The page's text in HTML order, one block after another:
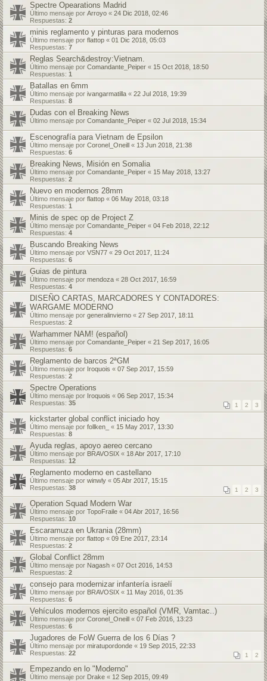
Spectre Opearations Madrid
Último mensaje por Arroyo « 24 Dic 2018, 02:46
Respuestas: 2
minis reglamento y pinturas para modernos
Último mensaje por flattop « 01 Dic 2018, 05:03
Respuestas: 7
Reglas Search&destroy:Vietnam.
Último mensaje por Comandante_Peiper « 15 Oct 2018, 18:50
Respuestas: 1
Batallas en 6mm
Último mensaje por ivangarmatilla « 22 Jul 2018, 19:39
Respuestas: 8
Dudas con el Breaking News
Último mensaje por Comandante_Peiper « 02 Jul 2018, 15:34
Escenografía para Vietnam de Epsilon
Último mensaje por Coronel_Oneill « 13 Jun 2018, 21:38
Respuestas: 6
Breaking News, Misión en Somalia
Último mensaje por Comandante_Peiper « 15 May 2018, 13:27
Respuestas: 2
Nuevo en modernos 28mm
Último mensaje por flattop « 06 May 2018, 03:18
Respuestas: 1
Minis de spec op de Project Z
Último mensaje por Comandante_Peiper « 04 Feb 2018, 22:12
Respuestas: 4
Buscando Breaking News
Último mensaje por VSN77 « 29 Oct 2017, 11:24
Respuestas: 6
Guias de pintura
Último mensaje por mendoza « 28 Oct 2017, 16:59
Respuestas: 4
DISEÑO CARTAS, MARCADORES Y CONTADORES:
WARGAME MODERNO
Último mensaje por generalinvierno « 27 Sep 2017, 18:11
Respuestas: 2
Warhammer NAM! (español)
Último mensaje por Comandante_Peiper « 21 Sep 2017, 16:05
Respuestas: 6
Reglamento de barcos 2ªGM
Último mensaje por Iroquois « 07 Sep 2017, 15:59
Respuestas: 2
Spectre Operations
Último mensaje por Iroquois « 06 Sep 2017, 15:34
Respuestas: 35 1 2 3
kickstarter global conflict iniciado hoy
Último mensaje por follken_ « 15 May 2017, 13:30
Respuestas: 8
Ayuda reglas, apoyo aereo cercano
Último mensaje por BRAVOSIX « 18 Abr 2017, 17:10
Respuestas: 12
Reglamento moderno en castellano
Último mensaje por winwly « 05 Abr 2017, 15:15
Respuestas: 38 1 2 3
Operation Squad Modern War
Último mensaje por TopoFraile « 04 Abr 2017, 16:56
Respuestas: 10
Escaramuza en Ukrania (28mm)
Último mensaje por flattop « 09 Ene 2017, 23:14
Respuestas: 2
Global Conflict 28mm
Último mensaje por Nagash « 07 Oct 2016, 14:53
Respuestas: 2
consejo para modernizar infantería israelí
Último mensaje por BRAVOSIX « 11 May 2016, 01:35
Respuestas: 6
Vehículos modernos ejercito español (VMR, Vamtac..)
Último mensaje por Coronel_Oneill « 07 Feb 2016, 13:23
Respuestas: 6
Jugadores de FoW Guerra de los 6 Días ?
Último mensaje por miratupordonde « 19 Sep 2015, 22:33
Respuestas: 22 1 2
Empezando en lo "Moderno"
Último mensaje por Drake « 12 Sep 2015, 09:49